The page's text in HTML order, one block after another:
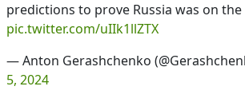
predictions to prove Russia was on
pic.twitter.com/uIIk1llZTX
— Anton Gerashchenko
5, 2024